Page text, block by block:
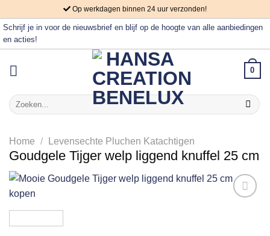
to
content
Op werkdagen binnen 24 uur verzonden!
Schrijf je in voor de nieuwsbrief en blijf op de hoogte van alle aanbiedingen
en acties!
0
Zoeken
naar:
Home / Levensechte Pluchen Katachtigen
Goudgele Tijger welp liggend knuffel 25 cm